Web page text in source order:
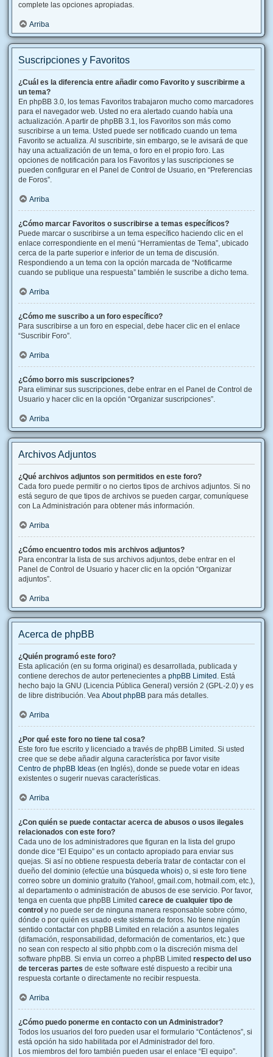
complete las opciones apropiadas.
Arriba
Suscripciones y Favoritos
¿Cuál es la diferencia entre añadir como Favorito y suscribirme a
un tema?
En phpBB 3.0, los temas Favoritos trabajaron mucho como marcadores
para el navegador web. Usted no era alertado cuando había una
actualización. A partir de phpBB 3.1, los Favoritos son más como
suscribirse a un tema. Usted puede ser notificado cuando un tema
Favorito se actualiza. Al suscribirte, sin embargo, se le avisará de que
hay una actualización de un tema, o foro en el propio foro. Las
opciones de notificación para los Favoritos y las suscripciones se
pueden configurar en el Panel de Control de Usuario, en “Preferencias
de Foros”.
Arriba
¿Cómo marcar Favoritos o suscribirse a temas específicos?
Puede marcar o suscribirse a un tema específico haciendo clic en el
enlace correspondiente en el menú “Herramientas de Tema”, ubicado
cerca de la parte superior e inferior de un tema de discusión.
Respondiendo a un tema con la opción marcada de “Notificarme
cuando se publique una respuesta” también le suscribe a dicho tema.
Arriba
¿Cómo me suscribo a un foro específico?
Para suscribirse a un foro en especial, debe hacer clic en el enlace
“Suscribir Foro”.
Arriba
¿Cómo borro mis suscripciones?
Para eliminar sus suscripciones, debe entrar en el Panel de Control de
Usuario y hacer clic en la opción “Organizar suscripciones”.
Arriba
Archivos Adjuntos
¿Qué archivos adjuntos son permitidos en este foro?
Cada foro puede permitir o no ciertos tipos de archivos adjuntos. Si no
está seguro de que tipos de archivos se pueden cargar, comuníquese
con La Administración para obtener más información.
Arriba
¿Cómo encuentro todos mis archivos adjuntos?
Para encontrar la lista de sus archivos adjuntos, debe entrar en el
Panel de Control de Usuario y hacer clic en la opción “Organizar
adjuntos”.
Arriba
Acerca de phpBB
¿Quién programó este foro?
Esta aplicación (en su forma original) es desarrollada, publicada y
contiene derechos de autor pertenecientes a phpBB Limited . Está
hecho bajo la GNU (Licencia Pública General) versión 2 (GPL-2.0) y es
de libre distribución. Vea About phpBB para más detalles.
Arriba
¿Por qué este foro no tiene tal cosa?
Este foro fue escrito y licenciado a través de phpBB Limited. Si usted
cree que se debe añadir alguna característica por favor visite
Centro de phpBB Ideas (en Inglés), donde se puede votar en ideas
existentes o sugerir nuevas características.
Arriba
¿Con quién se puede contactar acerca de abusos o usos ilegales
relacionados con este foro?
Cada uno de los administradores que figuran en la lista del grupo
donde dice “El Equipo” es un contacto apropiado para enviar sus
quejas. Si así no obtiene respuesta debería tratar de contactar con el
dueño del dominio (efectúe una búsqueda whois) o, si este foro tiene
correo sobre un dominio gratuito (Yahoo!, gmail.com, hotmail.com, etc.),
al departamento o administración de abusos de ese servicio. Por favor,
tenga en cuenta que phpBB Limited carece de cualquier tipo de
control y no puede ser de ninguna manera responsable sobre cómo,
dónde o por quién es usado este sistema de foros. No tiene ningún
sentido contactar con phpBB Limited en relación a asuntos legales
(difamación, responsabilidad, deformación de comentarios, etc.) que
no sean con respecto al sitio phpbb.com o la discreción misma del
software phpBB. Si envia un correo a phpBB Limited respecto del uso
de terceras partes de este software esté dispuesto a recibir una
respuesta cortante o directamente no recibir respuesta.
Arriba
¿Cómo puedo ponerme en contacto con un Administrador?
Todos los usuarios del foro pueden usar el formulario “Contáctenos”, si
está opción ha sido habilitada por el Administrador del foro.
Los miembros del foro también pueden usar el enlace “El equipo”.